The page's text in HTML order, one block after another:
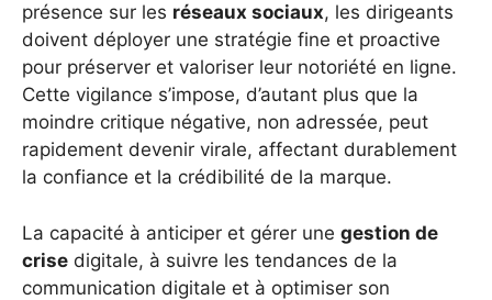
présence sur les réseaux sociaux, les dirigeants
doivent déployer une stratégie fine et proactive
pour préserver et valoriser leur notoriété en ligne.
Cette vigilance s’impose, d’autant plus que la
moindre critique négative, non adressée, peut
rapidement devenir virale, affectant durablement
la confiance et la crédibilité de la marque.
La capacité à anticiper et gérer une gestion de
crise digitale, à suivre les tendances de la
communication digitale et à optimiser son